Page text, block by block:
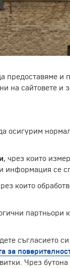
времето,
промени.
и
предоставяме и
на сайтовете
осигурим
, чрез които
се
които
партньори
съгласието
за
Чрез